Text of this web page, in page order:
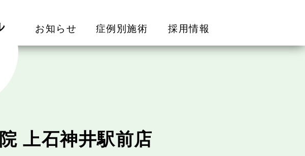
お知らせ 症例別施術 採用情報
上石神井駅前店